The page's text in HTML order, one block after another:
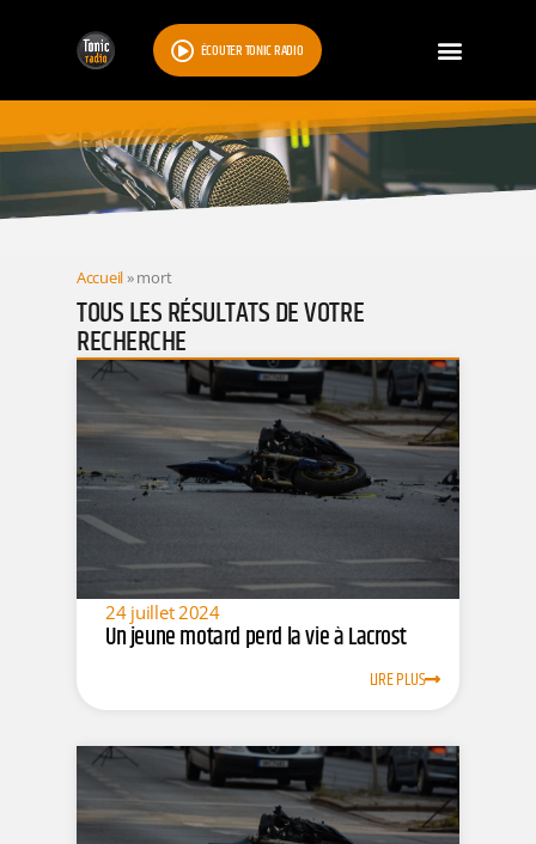
ÉCOUTER TONIC RADIO
RESULTATS
Accueil»mort
TOUS LES RÉSULTATS DE VOTRE
RECHERCHE
24 juillet 2024
Un jeune motard perd la vie à Lacrost
LIRE PLUS